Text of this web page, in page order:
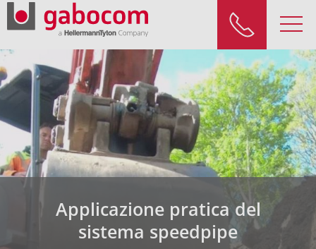
Applicazione pratica del
sistema speedpipe